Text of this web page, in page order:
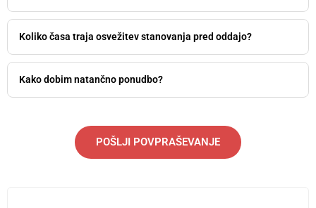
Koliko časa traja osvežitev stanovanja pred oddajo?
Kako dobim natančno ponudbo?
POŠLJI POVPRAŠEVANJE